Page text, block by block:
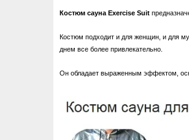
Костюм сауна Exercise Suit
Костюм подходит и для женщин, и для
днем все более привлекательно.
Он обладает выраженным эффектом,